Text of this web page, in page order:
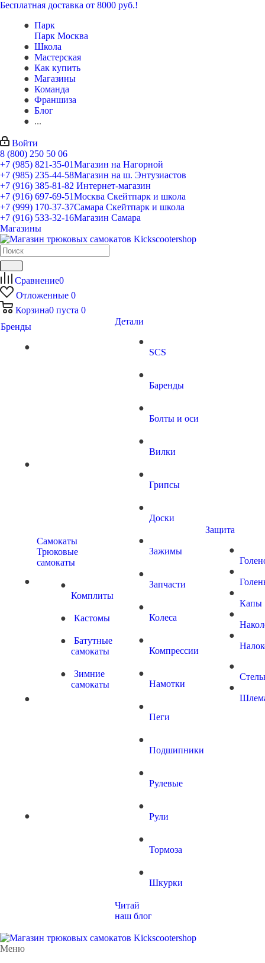
Бесплатная доставка от 8000 руб.!
Парк
Парк Москва
Школа
Мастерская
Как купить
Магазины
Команда
Франшиза
Блог
...
Войти
8 (800) 250 50 06
+7 (985) 821-35-01Магазин на Нагорной
+7 (985) 235-44-58Магазин на ш. Энтузиастов
+7 (916) 385-81-82 Интернет-магазин
+7 (916) 697-69-51Москва Скейтпарк и школа
+7 (999) 170-37-37Самара Скейтпарк и школа
+7 (916) 533-32-16Магазин Самара
Магазины
Сравнение0
Отложенные 0
Корзина0 пуста 0
Бренды
Самокаты
Трюковые
самокаты
Комплиты
Кастомы
Батутные
самокаты
Зимние
самокаты
Детали
SCS
Баренды
Болты и оси
Вилки
Грипсы
Доски
Зажимы
Запчасти
Колеса
Компрессии
Намотки
Пеги
Подшипники
Рулевые
Рули
Тормоза
Шкурки
Читай
наш блог
Защита
Капы
Меню